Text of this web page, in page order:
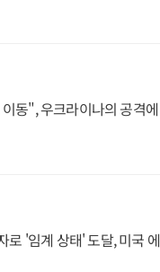
동", 우크라이나의 공격에
로 '임계 상태' 도달, 미국 에